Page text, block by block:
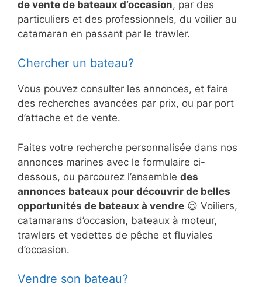
de vente de bateaux d’occasion, par des
particuliers et des professionnels, du voilier au
catamaran en passant par le trawler.
Chercher un bateau?
Vous pouvez consulter les annonces, et faire
des recherches avancées par prix, ou par port
d’attache et de vente.
Faites votre recherche personnalisée dans nos
annonces marines avec le formulaire ci-
dessous, ou parcourez l’ensemble des
annonces bateaux pour découvrir de belles
opportunités de bateaux à vendre 😉 Voiliers,
catamarans d’occasion, bateaux à moteur,
trawlers et vedettes de pêche et fluviales
d’occasion.
Vendre son bateau?